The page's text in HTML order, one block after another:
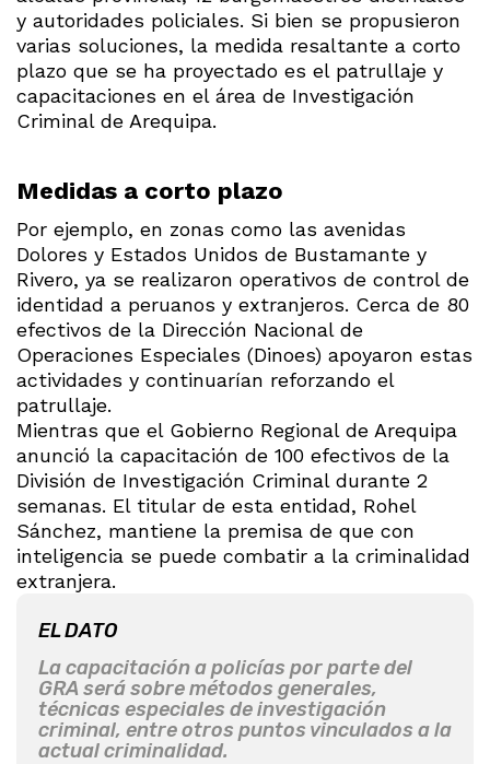
y autoridades policiales. Si bien se propusieron
varias soluciones, la medida resaltante a corto
plazo que se ha proyectado es el patrullaje y
capacitaciones en el área de Investigación
Criminal de Arequipa.
Medidas a corto plazo
Por ejemplo, en zonas como las avenidas
Dolores y Estados Unidos de Bustamante y
Rivero, ya se realizaron operativos de control de
identidad a peruanos y extranjeros. Cerca de 80
efectivos de la Dirección Nacional de
Operaciones Especiales (Dinoes) apoyaron estas
actividades y continuarían reforzando el
patrullaje.
Mientras que el Gobierno Regional de Arequipa
anunció la capacitación de 100 efectivos de la
División de Investigación Criminal durante 2
semanas. El titular de esta entidad, Rohel
Sánchez, mantiene la premisa de que con
inteligencia se puede combatir a la criminalidad
extranjera.
EL DATO
La capacitación a policías por parte del
GRA será sobre métodos generales,
técnicas especiales de investigación
criminal, entre otros puntos vinculados a la
actual criminalidad.